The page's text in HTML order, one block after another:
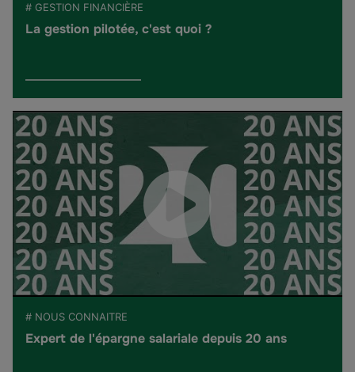
# GESTION FINANCIÈRE
La gestion pilotée, c'est quoi ?
# NOUS CONNAITRE
Expert de l'épargne salariale depuis 20 ans